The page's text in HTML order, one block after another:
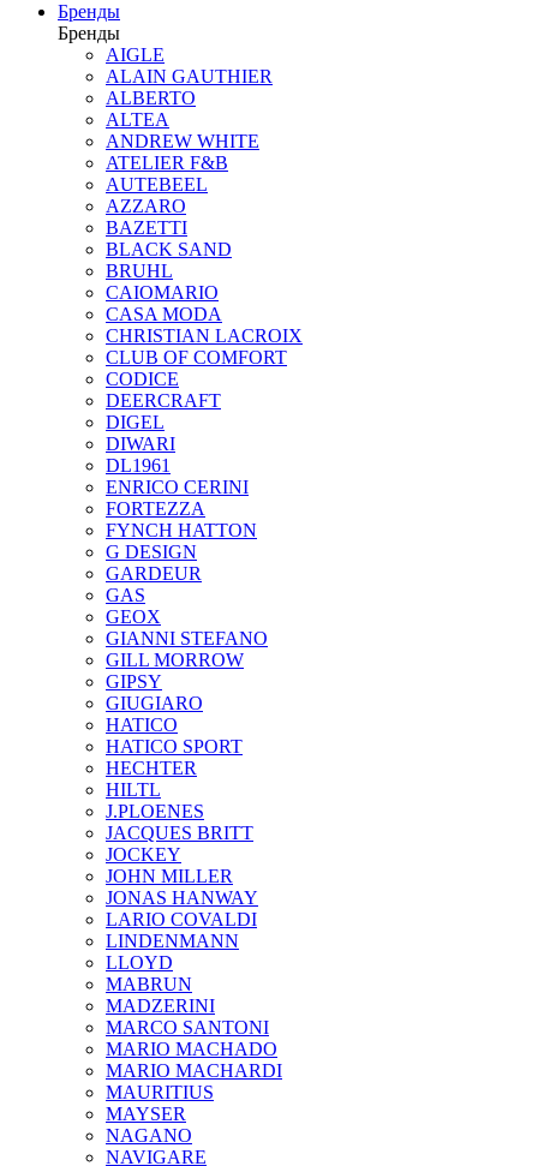
Бренды
Бренды
AIGLE
ALAIN GAUTHIER
ALBERTO
ALTEA
ANDREW WHITE
ATELIER F&B
AUTEBEEL
AZZARO
BAZETTI
BLACK SAND
BRUHL
CAIOMARIO
CASA MODA
CHRISTIAN LACROIX
CLUB OF COMFORT
CODICE
DEERCRAFT
DIGEL
DIWARI
DL1961
ENRICO CERINI
FORTEZZA
FYNCH HATTON
G DESIGN
GARDEUR
GAS
GEOX
GIANNI STEFANO
GILL MORROW
GIPSY
GIUGIARO
HATICO
HATICO SPORT
HECHTER
HILTL
J.PLOENES
JAСQUES BRITT
JOCKEY
JOHN MILLER
JONAS HANWAY
LARIO COVALDI
LINDENMANN
LLOYD
MABRUN
MADZERINI
MARCO SANTONI
MARIO MACHADO
MARIO MACHARDI
MAURITIUS
MAYSER
NAGANO
NAVIGARE